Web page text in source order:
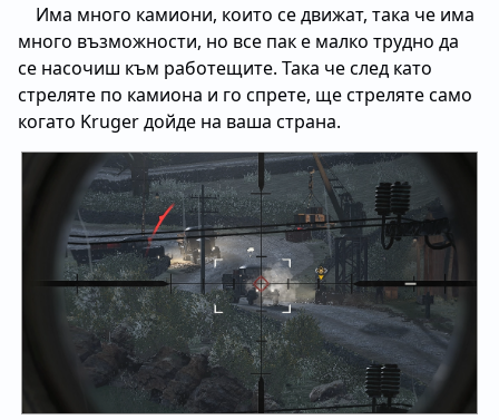
Има много камиони, които се движат, така че има
много възможности, но все пак е малко трудно да
се насочиш към работещите. Така че след като
стреляте по камиона и го спрете, ще стреляте само
когато Kruger дойде на ваша страна.